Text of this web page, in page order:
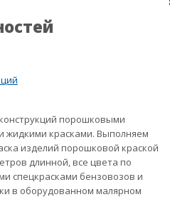
порошковыми
жидкими красками. Выполняем
изделий порошковой краской
длинной, все цвета по
спецкрасками бензовозов и
в оборудованном малярном